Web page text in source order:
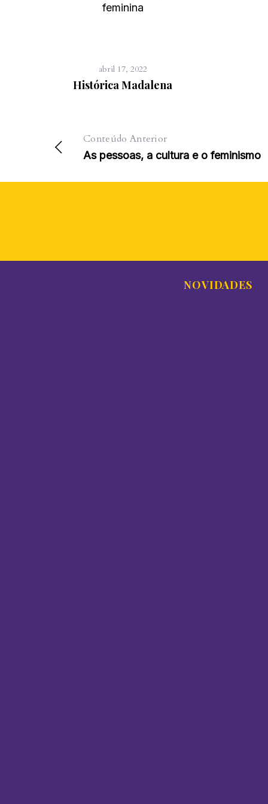
abril 17, 2022
Histórica Madalena
Conteúdo Anterior
As pessoas, a cultura e o feminismo
NOVIDADES